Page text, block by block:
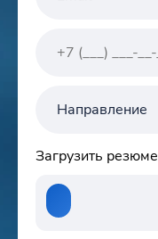
Направление
Загрузить резюме